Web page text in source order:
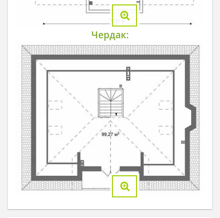
Чердак: